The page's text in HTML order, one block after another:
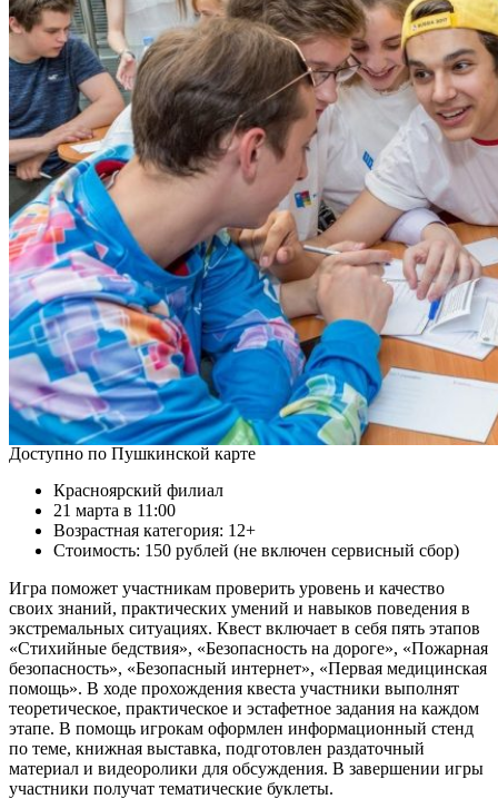
Доступно по Пушкинской карте
Красноярский филиал
21 марта в 11:00
Возрастная категория: 12+
Стоимость: 150 рублей (не включен сервисный сбор)
Игра поможет участникам проверить уровень и качество
своих знаний, практических умений и навыков поведения в
экстремальных ситуациях. Квест включает в себя пять этапов
«Стихийные бедствия», «Безопасность на дороге», «Пожарная
безопасность», «Безопасный интернет», «Первая медицинская
помощь». В ходе прохождения квеста участники выполнят
теоретическое, практическое и эстафетное задания на каждом
этапе. В помощь игрокам оформлен информационный стенд
по теме, книжная выставка, подготовлен раздаточный
материал и видеоролики для обсуждения. В завершении игры
участники получат тематические буклеты.